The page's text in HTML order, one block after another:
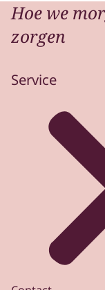
Hoe we
zorgen
Service